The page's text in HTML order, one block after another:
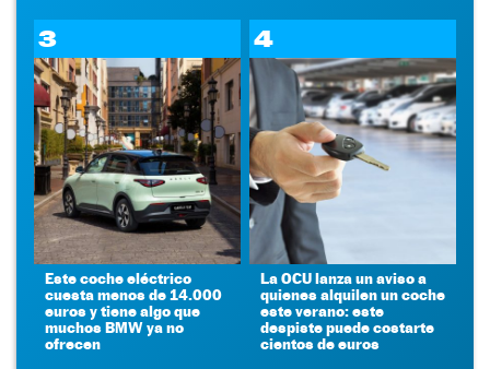
3
Este coche eléctrico
cuesta menos de 14.000
euros y tiene algo que
muchos BMW ya no
ofrecen
4
La OCU lanza un aviso a
quienes alquilen un coche
este verano: este
despiste puede costarte
cientos de euros